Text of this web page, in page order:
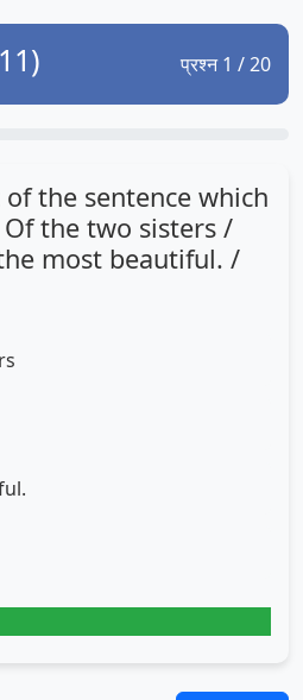
प्रश्न 1 / 20
the sentence which
the two sisters /
most beautiful. /